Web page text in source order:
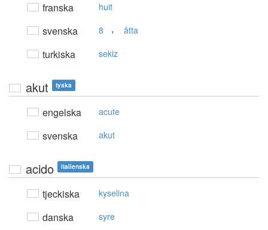
franska huit
svenska 8 , åtta
turkiska sekiz
akut tyska
engelska acute
svenska akut
acido italienska
tjeckiska kyselina
danska syre